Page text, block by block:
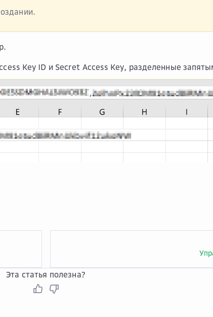
Key ID и Secret Access Key, разделенные
Эта статья полезна?